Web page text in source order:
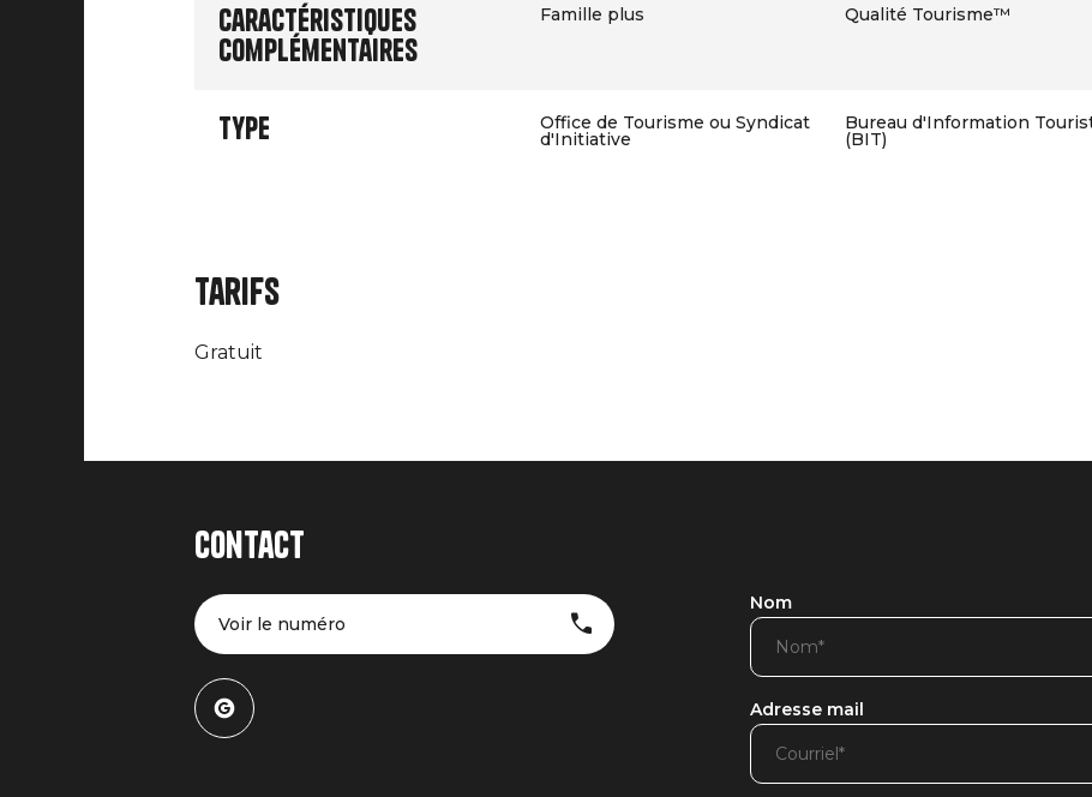
Caractéristiques
complémentaires
Famille plus Qualité Tourisme™
Type Office de Tourisme ou Syndicat
d'Initiative
Bureau d'Information
(BIT)
Tarifs
Gratuit
Contact
Voir le numéro
Nom
Adresse mail